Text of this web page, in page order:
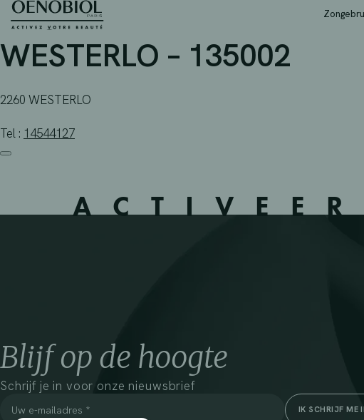
SkipAPOTHEEK HELLINX NV
WESTERLO – 135002
2260 WESTERLO
Tel : 14544127
Blijf op de hoogte
Schrijf je in voor onze nieuwsbrief